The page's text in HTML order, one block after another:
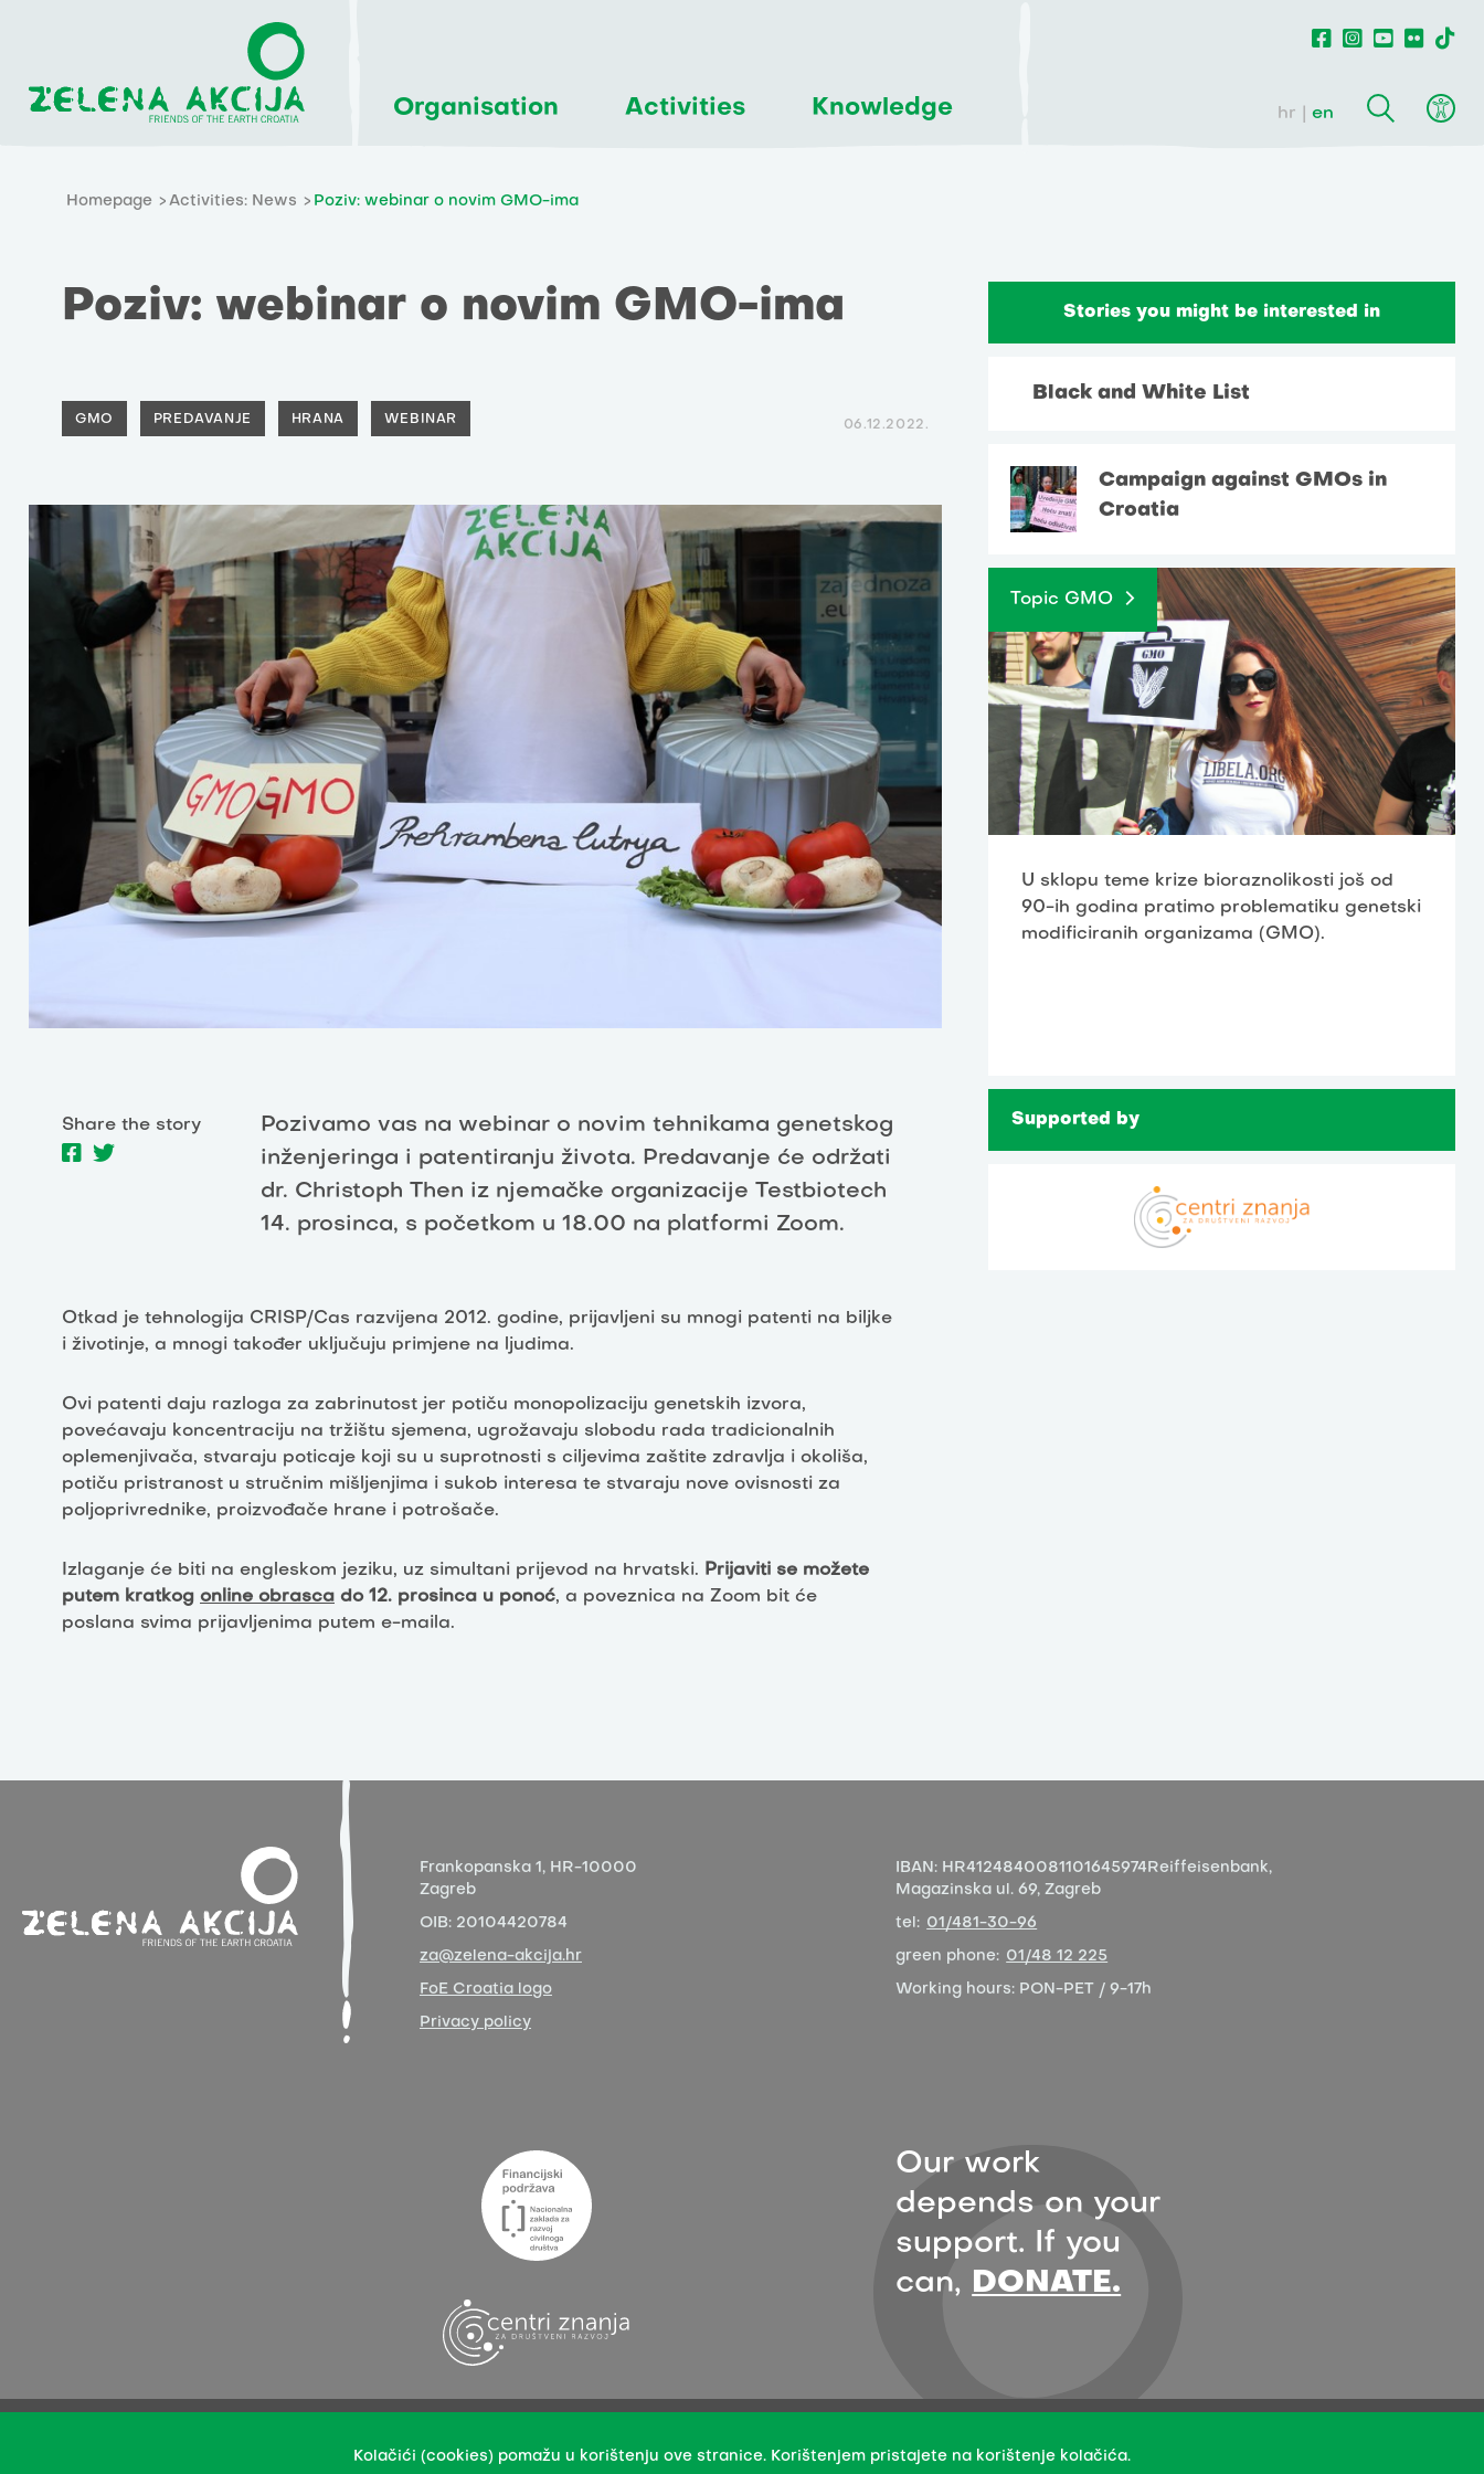
Organisation Activities Knowledge hr en
Homepage Activities: News Poziv: webinar o novim GMO-ima
Poziv: webinar o novim GMO-ima
GMO PREDAVANJE HRANA WEBINAR 06.12.2022.
Share the story
Pozivamo vas na webinar o novim tehnikama genetskog
inženjeringa i patentiranju života. Predavanje će održati
dr. Christoph Then iz njemačke organizacije Testbiotech
14. prosinca, s početkom u 18.00 na platformi Zoom.
Otkad je tehnologija CRISP/Cas razvijena 2012. godine, prijavljeni su mnogi patenti na biljke
i životinje, a mnogi također uključuju primjene na ljudima.
Ovi patenti daju razloga za zabrinutost jer potiču monopolizaciju genetskih izvora,
povećavaju koncentraciju na tržištu sjemena, ugrožavaju slobodu rada tradicionalnih
oplemenjivača, stvaraju poticaje koji su u suprotnosti s ciljevima zaštite zdravlja i okoliša,
potiču pristranost u stručnim mišljenjima i sukob interesa te stvaraju nove ovisnosti za
poljoprivrednike, proizvođače hrane i potrošače.
Izlaganje će biti na engleskom jeziku, uz simultani prijevod na hrvatski. Prijaviti se možete
putem kratkog online obrasca do 12. prosinca u ponoć, a poveznica na Zoom bit će
poslana svima prijavljenima putem e-maila.
Stories you might be interested in
Black and White List
Campaign against GMOs in
Croatia
Topic GMO
U sklopu teme krize bioraznolikosti još od
90-ih godina pratimo problematiku genetski
modificiranih organizama (GMO).
Supported by
Frankopanska 1, HR-10000
Zagreb
OIB: 20104420784
za@zelena-akcija.hr
FoE Croatia logo
Privacy policy
IBAN: HR4124840081101645974 Reiffeisenbank,
Magazinska ul. 69, Zagreb
tel: 01/481-30-96
green phone: 01/48 12 225
Working hours: PON-PET / 9-17h
Our work
depends on your
support. If you
can,
DONATE.
International License.
This permission does not apply to stock photos and embedded content of other creators.
Kolačići (cookies) pomažu u korištenju ove stranice. Korištenjem pristajete na korištenje kolačića.